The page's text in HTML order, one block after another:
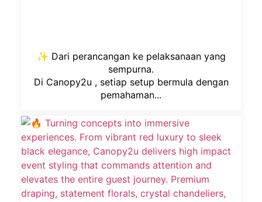
✨ Dari perancangan ke pelaksanaan yang
sempurna.
Di Canopy2u , setiap setup bermula dengan
pemahaman...